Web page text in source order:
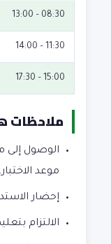
08:30 – 13:00
11:30 – 14:00
15:00 – 17:30
ملاحظات
الوصول إلى
موعد الاختبار.
إحضار
الالتزام